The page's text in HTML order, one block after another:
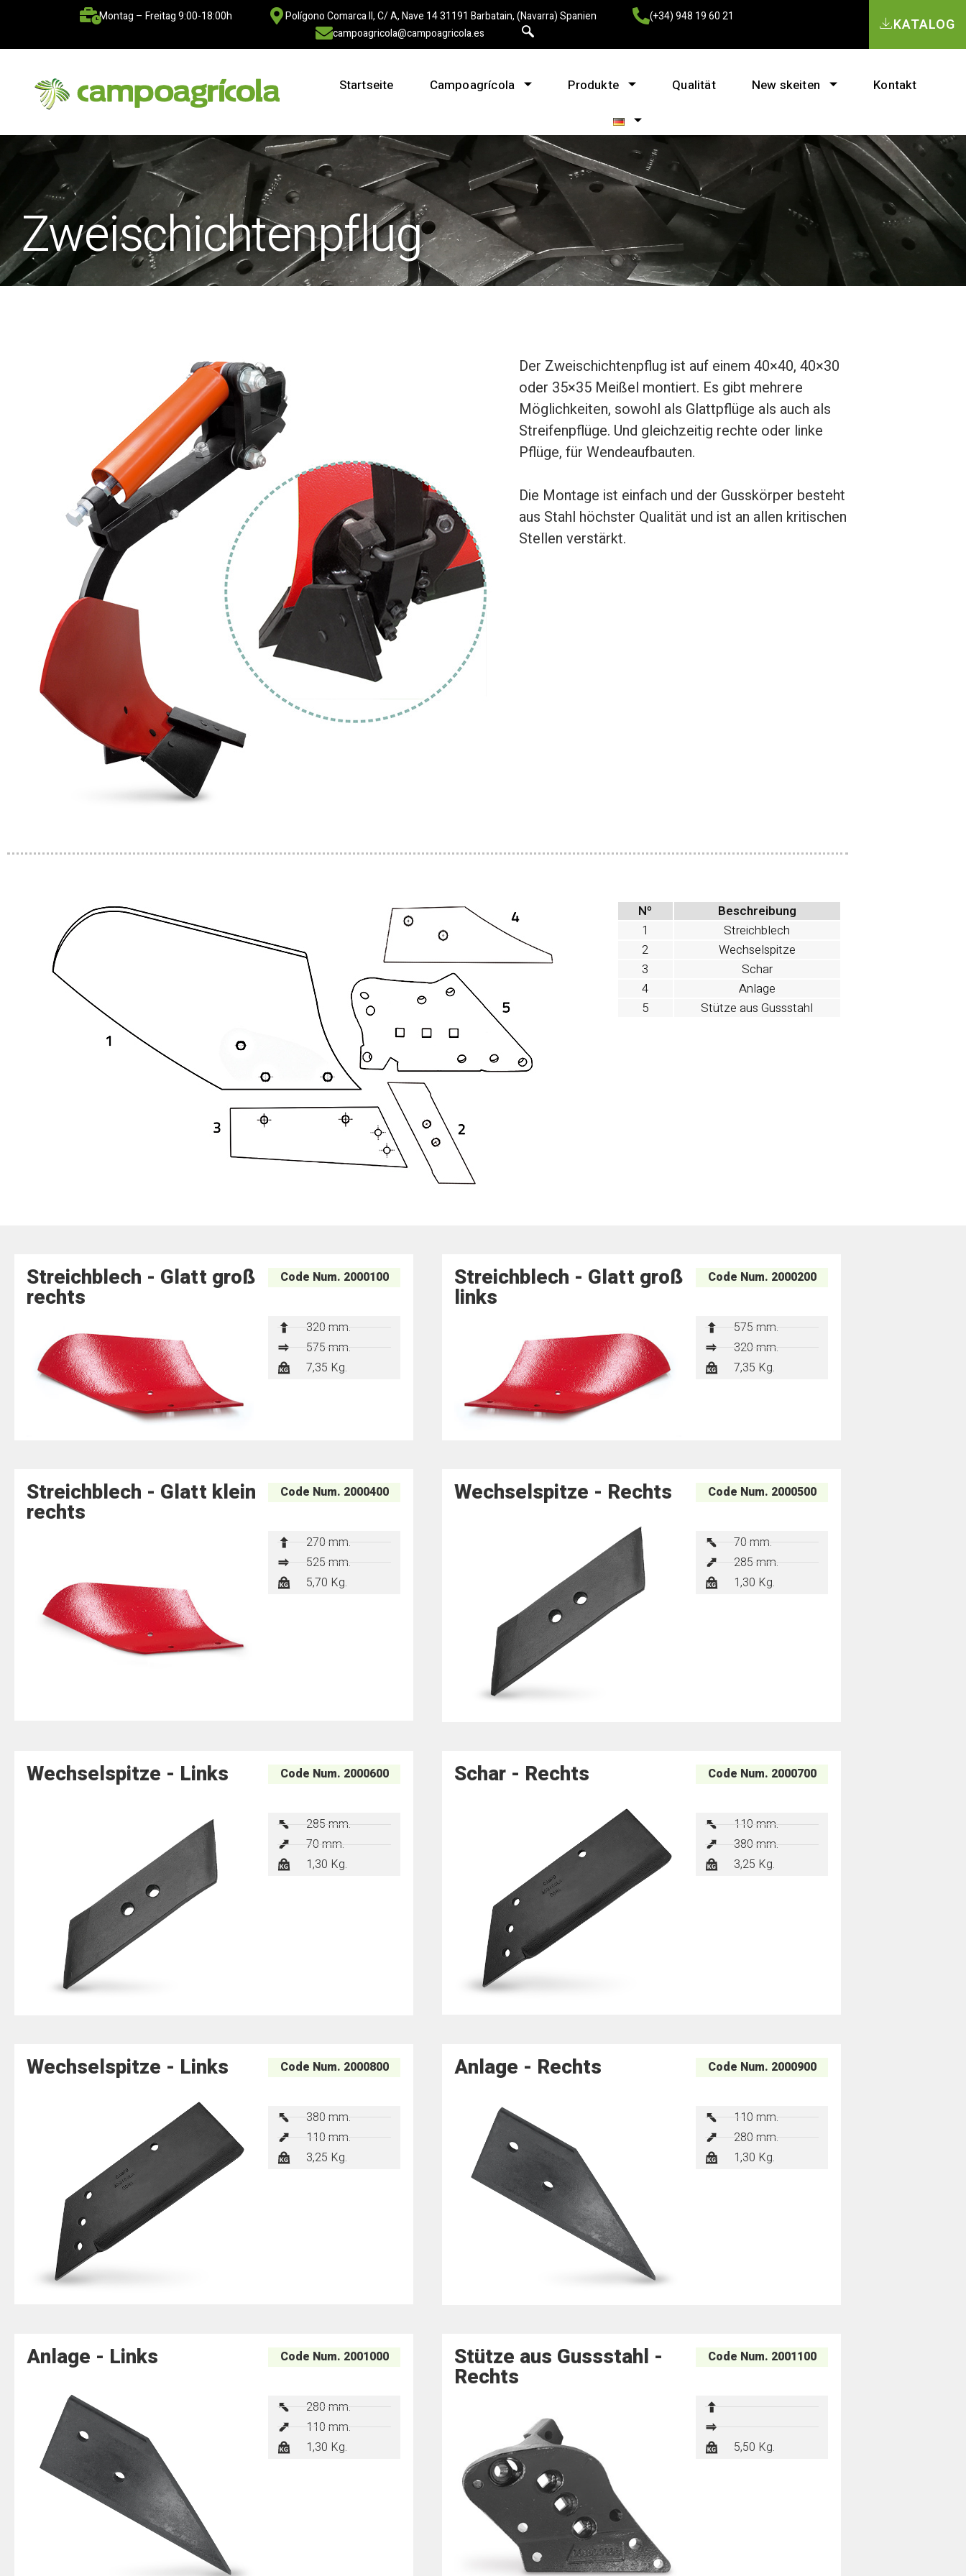
Montag – Freitag 9:00-18:00h Polígono Comarca II, C/ A, Nave 14 31191 Barbatain, (Navarra) Spanien
(+34) 948 19 60 21
campoagricola@campoagricola.es
KATALOG
Startseite Campoagrícola Produkte Qualität New skeiten Kontakt
Zweischichtenpflug
Der Zweischichtenpflug ist auf einem 40×40, 40×30
oder 35×35 Meißel montiert. Es gibt mehrere
Möglichkeiten, sowohl als Glattpflüge als auch als
Streifenpflüge. Und gleichzeitig rechte oder linke
Pflüge, für Wendeaufbauten.
Die Montage ist einfach und der Gusskörper besteht
aus Stahl höchster Qualität und ist an allen kritischen
Stellen verstärkt.
Nº
Beschreibung
1
Streichblech
2
Wechselspitze
3
Schar
4
Anlage
5
Stütze aus Gussstahl
Streichblech - Glatt groß
rechts
Code Num. 2000100
320 mm.
575 mm.
7,35 Kg.
Streichblech - Glatt groß
links ​
Code Num. 2000200
575 mm.
320 mm.
7,35 Kg.
Streichblech - Glatt klein
rechts
Code Num. 2000400
270 mm.
525 mm.
5,70 Kg.
Wechselspitze​ - Rechts Code Num. 2000500
70 mm.
285 mm.
1,30 Kg.
Wechselspitze​ - Links Code Num. 2000600
285 mm.
70 mm.
1,30 Kg.
Schar​ - Rechts​ Code Num. 2000700
110 mm.
380 mm.
3,25 Kg.
Wechselspitze​ - Links​ Code Num. 2000800
380 mm.
110 mm.
3,25 Kg.
Anlage - Rechts Code Num. 2000900
110 mm.
280 mm.
1,30 Kg.
Anlage - Links Code Num. 2001000
280 mm.
110 mm.
1,30 Kg.
Stütze aus Gussstahl -
Rechts
Code Num. 2001100
5,50 Kg.